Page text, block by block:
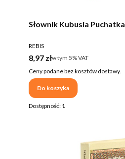
Słownik Kubusia
PRODUCENT
REBIS
Cena brutto
8,97 złw tym %s VAT
w tym 5%VAT
Ceny podane bez kosztów dostawy.
Do koszyka
Dostępność: 1